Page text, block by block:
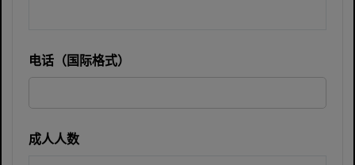
电话（国际格式）
成人人数